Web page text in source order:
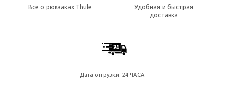
Все о рюкзаках Thule
Удобная и быстрая
доставка
Дата отгрузки: 24 ЧАСА